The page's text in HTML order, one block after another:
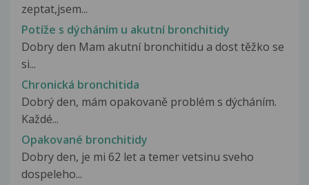
zeptat,jsem...
Potíže s dýcháním u akutní bronchitidy
Dobry den Mam akutní bronchitidu a dost těžko se
si...
Chronická bronchitida
Dobrý den, mám opakovaně problém s dýcháním.
Každé...
Opakované bronchitidy
Dobry den, je mi 62 let a temer vetsinu sveho
dospeleho...